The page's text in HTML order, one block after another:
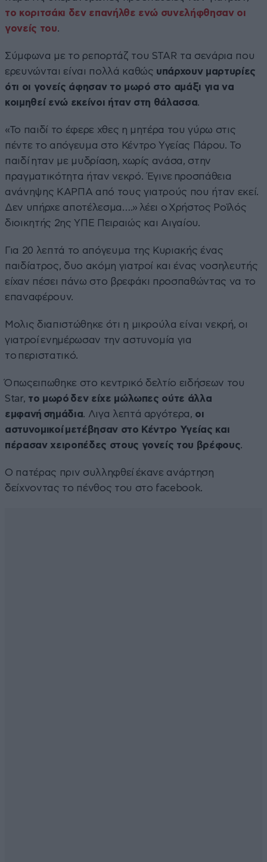
το κοριτσάκι δεν επανήλθε ενώ συνελήφθησαν οι
γονείς του.
Σύμφωνα με το ρεπορτάζ του STAR τα σενάρια που
ερευνώνται είναι πολλά καθώς υπάρχουν μαρτυρίες
ότι οι γονείς άφησαν το μωρό στο αμάξι για να
κοιμηθεί ενώ εκείνοι ήταν στη θάλασσα.
«Το παιδί το έφερε χθες η μητέρα του γύρω στις
πέντε το απόγευμα στο Κέντρο Yγείας Πάρου. Το
παιδί ηταν με μυδρίαση, χωρίς ανάσα, στην
πραγματικότητα ήταν νεκρό. Έγινε προσπάθεια
ανάνηψης ΚΑΡΠΑ από τους γιατρούς που ήταν εκεί.
Δεν υπήρχε αποτέλεσμα….» λέει ο Χρήστος Ροϊλός
διοικητής 2ης ΥΠΕ Πειραιώς και Αιγαίου.
Για 20 λεπτά το απόγευμα της Κυριακής ένας
παιδίατρος, δυο ακόμη γιατροί και ένας νοσηλευτής
είχαν πέσει πάνω στο βρεφάκι προσπαθώντας να το
επαναφέρουν.
Μολις διαπιστώθηκε ότι η μικρούλα είναι νεκρή, οι
γιατροί ενημέρωσαν την αστυνομία για
το περιστατικό.
Όπωςειπωθηκε στο κεντρικό δελτίο ειδήσεων του
Star, το μωρό δεν είχε μώλωπες ούτε άλλα
εμφανή σημάδια. Λιγα λεπτά αργότερα, οι
αστυνομικοί μετέβησαν στο Κέντρο Υγείας και
πέρασαν χειροπέδες στους γονείς του βρέφους.
Ο πατέρας πριν συλληφθεί έκανε ανάρτηση
δείχνοντας το πένθος του στο facebook.